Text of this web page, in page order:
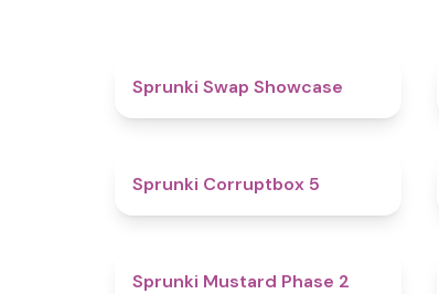
Sprunki Swap Showcase
Sprunki Corruptbox 5
Sprunki Mustard Phase 2